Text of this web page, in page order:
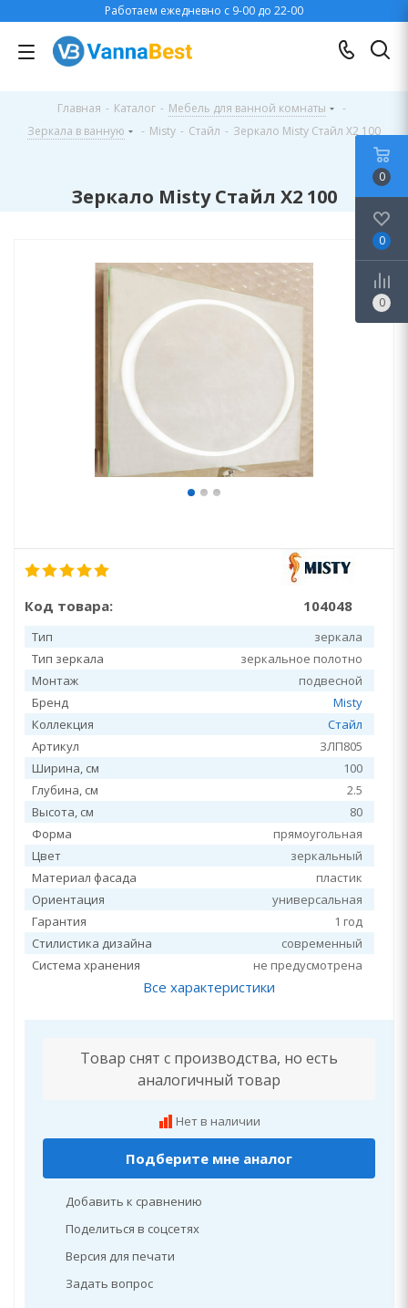
Работаем ежедневно с 9-00 до 22-00
Главная - Каталог - Мебель для ванной комнаты
-
Зеркала в ванную
- Misty - Стайл - Зеркало Misty Стайл X2 100
Зеркало Misty Стайл X2 100
Код товара: 104048
Тип
зеркала
Тип зеркала
зеркальное полотно
Монтаж
подвесной
Бренд
Misty
Коллекция
Стайл
Артикул
ЗЛП805
Ширина, см
100
Глубина, см
2.5
Высота, см
80
Форма
прямоугольная
Цвет
зеркальный
Материал фасада
пластик
Ориентация
универсальная
Гарантия
1 год
Стилистика дизайна
современный
Система хранения
не предусмотрена
Все характеристики
Товар снят с производства, но есть
аналогичный товар
Нет в наличии
Подберите мне аналог
Добавить к сравнению
Поделиться в соцсетях
Версия для печати
Задать вопрос
0
0
0